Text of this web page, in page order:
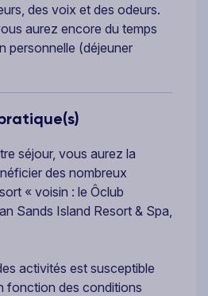
des voix et des odeurs.
aurez encore du temps
personnelle (déjeuner
séjour, vous aurez la
des nombreux
« voisin : le Ôclub
Sands Island Resort & Spa,
activités est susceptible
fonction des conditions